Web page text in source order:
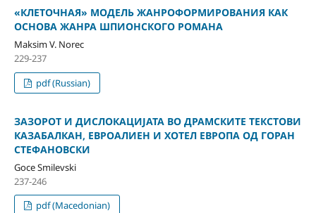
«КЛЕТОЧНАЯ» МОДЕЛЬ ЖАНРОФОРМИРОВАНИЯ КАК
ОСНОВА ЖАНРА ШПИОНСКОГО РОМАНА
Maksim V. Norec
229-237
pdf (Russian)
ЗАЗОРОТ И ДИСЛОКАЦИЈАТА ВО ДРАМСКИТЕ ТЕКСТОВИ
КАЗАБАЛКАН, ЕВРОАЛИЕН И ХОТЕЛ ЕВРОПА ОД ГОРАН
СТЕФАНОВСКИ
Goce Smilevski
237-246
pdf (Macedonian)